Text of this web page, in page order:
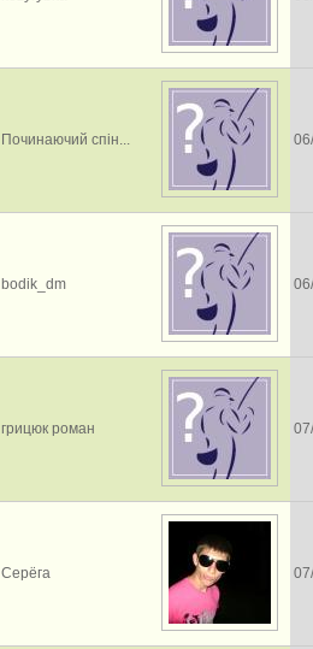
Починаючий спін...
bodik_dm
грицюк роман
Серёга